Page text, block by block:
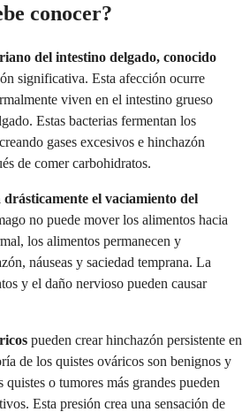
conocer?
del intestino delgado, conocido
significativa. Esta afección ocurre
viven en el intestino grueso
Estas bacterias fermentan los
gases excesivos e hinchazón
de comer carbohidratos.
el vaciamiento del
no puede mover los alimentos hacia
los alimentos permanecen y
náuseas y saciedad temprana. La
y el daño nervioso pueden causar
pueden crear hinchazón persistente en
de los quistes ováricos son benignos y
o tumores más grandes pueden
Esta presión crea una sensación de